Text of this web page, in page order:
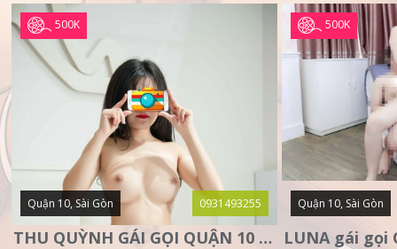
500K
Quận 10, Sài Gòn 0931493255
THU QUỲNH GÁI GỌI QUẬN 10 – MẶT XINH DA TRẮNG – SANG
500K
Quận 10, Sài Gòn